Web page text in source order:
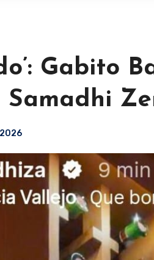
Gabito
Samadhi